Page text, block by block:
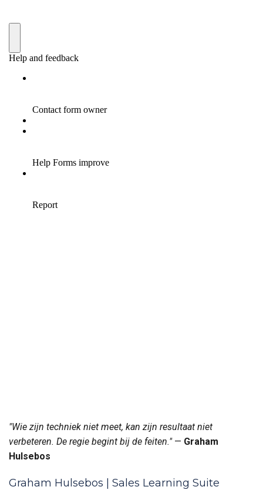
"Wie zijn techniek niet meet, kan zijn resultaat niet
verbeteren. De regie begint bij de feiten."— Graham
Hulsebos
Graham Hulsebos | Sales Learning Suite